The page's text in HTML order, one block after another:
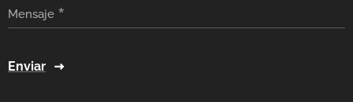
Mensaje
Enviar